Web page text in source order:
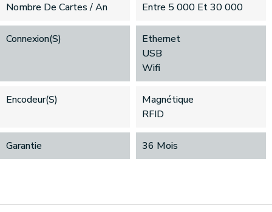
Nombre De Cartes / An Entre 5 000 Et 30 000
Connexion(s)
Ethernet
USB
Wifi
Encodeur(s)
Magnétique
RFID
Garantie 36 Mois